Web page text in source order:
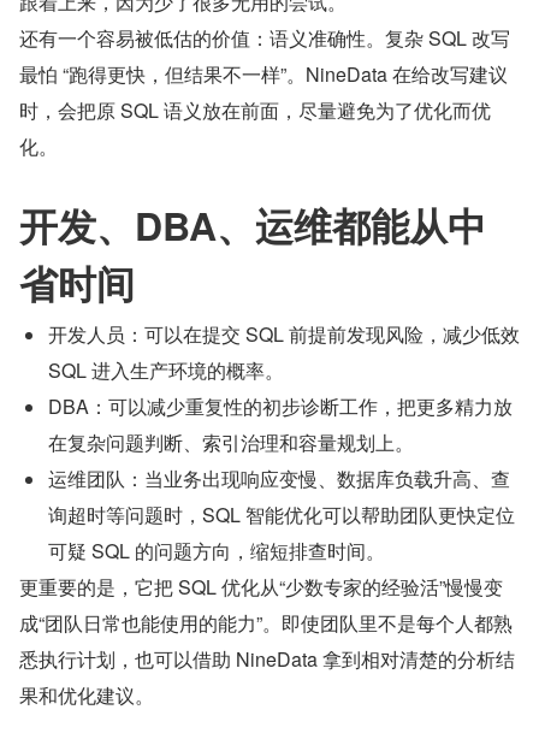
还有一个容易被低估的价值：语义准确性。复杂 SQL 改写
最怕 “跑得更快，但结果不一样”。NineData 在给改写建议
时，会把原 SQL 语义放在前面，尽量避免为了优化而优
化。
开发、DBA、运维都能从中
省时间
开发人员：可以在提交 SQL 前提前发现风险，减少低效
SQL 进入生产环境的概率。
DBA：可以减少重复性的初步诊断工作，把更多精力放
在复杂问题判断、索引治理和容量规划上。
运维团队：当业务出现响应变慢、数据库负载升高、查
询超时等问题时，SQL 智能优化可以帮助团队更快定位
可疑 SQL 的问题方向，缩短排查时间。
更重要的是，它把 SQL 优化从“少数专家的经验活”慢慢变
成“团队日常也能使用的能力”。即使团队里不是每个人都熟
悉执行计划，也可以借助 NineData 拿到相对清楚的分析结
果和优化建议。